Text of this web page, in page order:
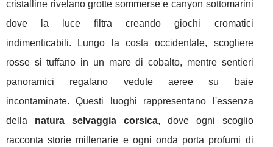
cristalline rivelano grotte sommerse e canyon sottomarini
dove la luce filtra creando giochi cromatici
indimenticabili. Lungo la costa occidentale, scogliere
rosse si tuffano in un mare di cobalto, mentre sentieri
panoramici regalano vedute aeree su baie
incontaminate. Questi luoghi rappresentano l'essenza
della natura selvaggia corsica, dove ogni scoglio
racconta storie millenarie e ogni onda porta profumi di